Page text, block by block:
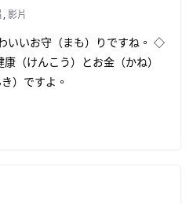
,影片
いお守（まも）りですね。 ◇
（けんこう）とお金（かね）
き）ですよ。